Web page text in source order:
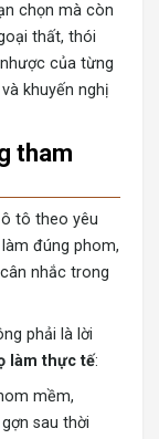
chọn mà còn
thất, thói
của từng
khuyến nghị
tham
tô theo yêu
đúng phom,
nhắc trong
phải là lời
làm thực tế:
mềm,
sau thời